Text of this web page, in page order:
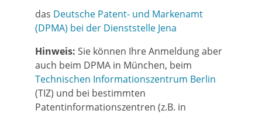
das Deutsche Patent- und Markenamt
(DPMA) bei der Dienststelle Jena
Hinweis: Sie können Ihre Anmeldung aber
auch beim DPMA in München, beim
Technischen Informationszentrum Berlin
(TIZ) und bei bestimmten
Patentinformationszentren (z.B. in